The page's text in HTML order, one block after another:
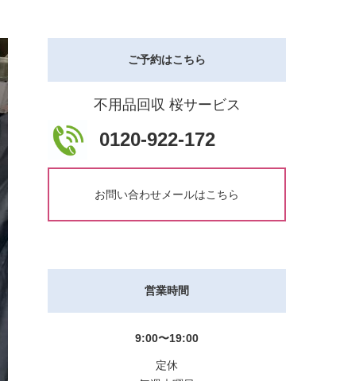
ご予約はこちら
不用品回収 桜サービス
0120-922-172
お問い合わせメールはこちら
営業時間
9:00〜19:00
定休